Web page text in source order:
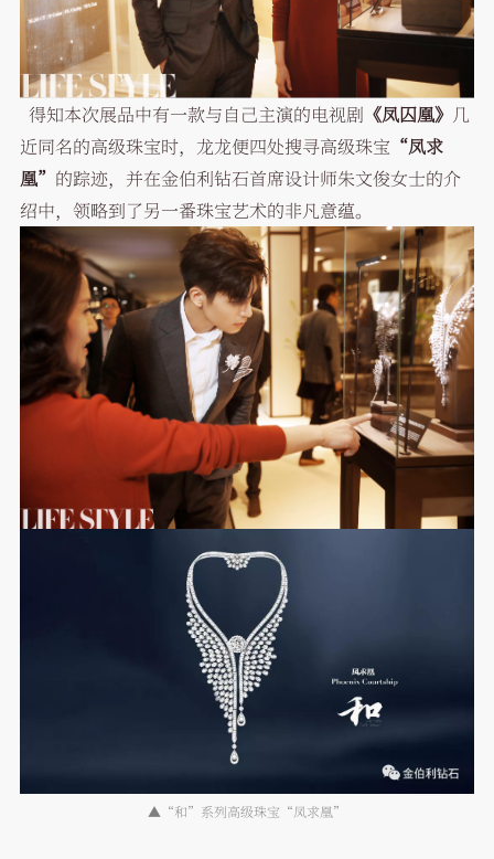
得知本次展品中有一款与自己主演的电视剧 《凤囚凰》 几
近同名的高级珠宝时，龙龙便四处搜寻高级珠宝 “凤求
凰” 的踪迹，并在金伯利钻石首席设计师朱文俊女士的介
绍中，领略到了另一番珠宝艺术的非凡意蕴。
▲“和”系列高级珠宝“凤求凰”